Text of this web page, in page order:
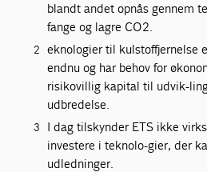
blandt andet opnås gennem
fange og lagre CO2.
eknologier til kulstoffjernelse
endnu og har behov for
risikovillig kapital til udvik-
udbredelse.
I dag tilskynder ETS ikke
investere i teknolo-gier, der
udledninger.